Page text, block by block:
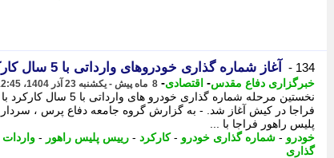
134 - آغاز شماره گذاری خودروهای وارداتی با 5 سال کارکرد
خبرگزاری دفاع مقدس- اقتصادی- 8 ماه پیش - یکشنبه 23 آذر 1404، 12:45
نخستین مرحله شماره گذاری
فراجا در کیش آغاز شد. - به گزارش گروه جامعه دفاع پرس ،
پلیس راهور فراجا با ...
خودرو - شماره گذاری خودرو -کارکرد - رییس پلیس راهور - واردات
گذاری